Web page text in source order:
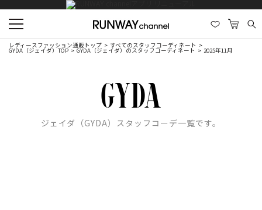
レディースファッション通販トップ すべてのスタッフコーディネート
GYDA（ジェイダ）TOP GYDA（ジェイダ）のスタッフコーディネート 2025年11月
ジェイダ（GYDA）スタッフコーデ一覧です。